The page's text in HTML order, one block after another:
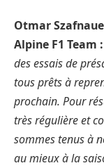
Otmar
Alpine F1 Team :
des essais de
tous prêts à
prochain. Pour
très régulière et
sommes tenus à
au mieux à la